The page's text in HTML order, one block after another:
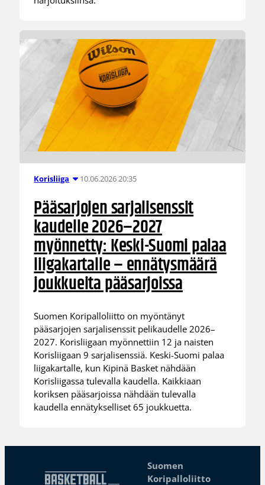
Korisliiga 10.06.2026 20:35
Pääsarjojen sarjalisenssit
kaudelle 2026–2027
myönnetty: Keski-Suomi palaa
liigakartalle – ennätysmäärä
joukkueita pääsarjoissa
Suomen Koripalloliitto on myöntänyt
pääsarjojen sarjalisenssit pelikaudelle 2026–
2027. Korisliigaan myönnettiin 12 ja naisten
Korisliigaan 9 sarjalisenssiä. Keski-Suomi palaa
liigakartalle, kun Kipinä Basket nähdään
Korisliigassa tulevalla kaudella. Kaikkiaan
koriksen pääsarjoissa nähdään tulevalla
kaudella ennätykselliset 65 joukkuetta.
Suomen
Koripalloliitto